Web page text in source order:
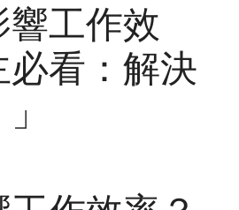
響工作效
看：解決